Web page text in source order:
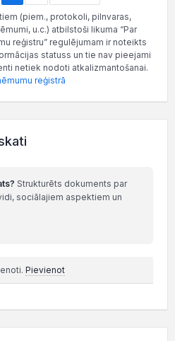
(piem., protokoli, pilnvaras,
u.c.) atbilstoši likuma “Par
reģistru” regulējumam ir noteikts
statuss un tie nav pieejami
netiek nodoti atkalizmantošanai.
reģistrā
Strukturēts dokuments par
sociālajiem aspektiem un
Pievienot